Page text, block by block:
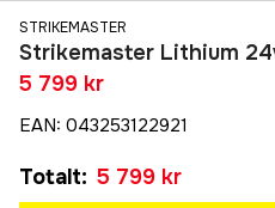
STRIKEMASTER
Strikemaster Lithium
5 799 kr
EAN: 043253122921
Totalt: 5 799 kr